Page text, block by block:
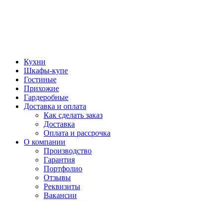
Кухни
Шкафы-купе
Гостиные
Прихожие
Гардеробные
Доставка и оплата
Как сделать заказ
Доставка
Оплата и рассрочка
О компании
Производство
Гарантия
Портфолио
Отзывы
Реквизиты
Вакансии